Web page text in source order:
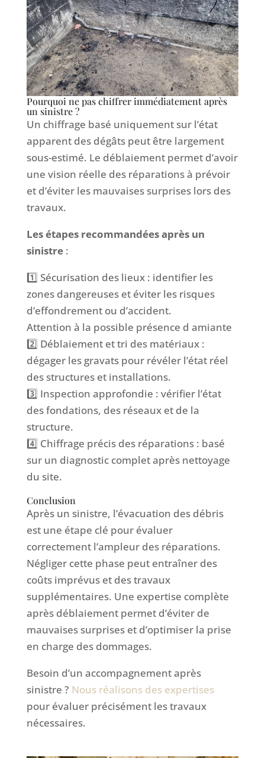
Pourquoi ne pas chiffrer immédiatement après
un sinistre ?
Un chiffrage basé uniquement sur l’état
apparent des dégâts peut être largement
sous-estimé. Le déblaiement permet d’avoir
une vision réelle des réparations à prévoir
et d’éviter les mauvaises surprises lors des
travaux.
Les étapes recommandées après un
sinistre:
1️⃣ Sécurisation des lieux : identifier les
zones dangereuses et éviter les risques
d’effondrement ou d’accident.
Attention à la possible présence d amiante
2️⃣ Déblaiement et tri des matériaux :
dégager les gravats pour révéler l’état réel
des structures et installations.
3️⃣ Inspection approfondie : vérifier l’état
des fondations, des réseaux et de la
structure.
4️⃣ Chiffrage précis des réparations : basé
sur un diagnostic complet après nettoyage
du site.
Conclusion
Après un sinistre, l’évacuation des débris
est une étape clé pour évaluer
correctement l’ampleur des réparations.
Négliger cette phase peut entraîner des
coûts imprévus et des travaux
supplémentaires. Une expertise complète
après déblaiement permet d’éviter de
mauvaises surprises et d’optimiser la prise
en charge des dommages.
Besoin d’un accompagnement après
sinistre ? Nous réalisons des expertises
pour évaluer précisément les travaux
nécessaires.